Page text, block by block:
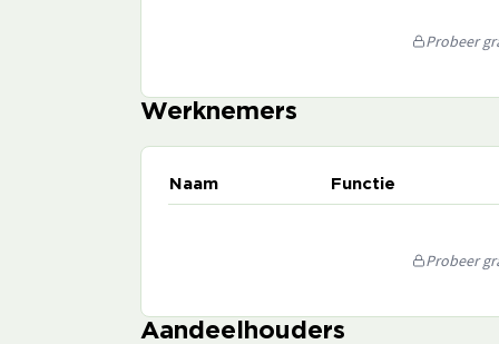
Probeer
Werknemers
Naam Functie
Probeer
Aandeelhouders